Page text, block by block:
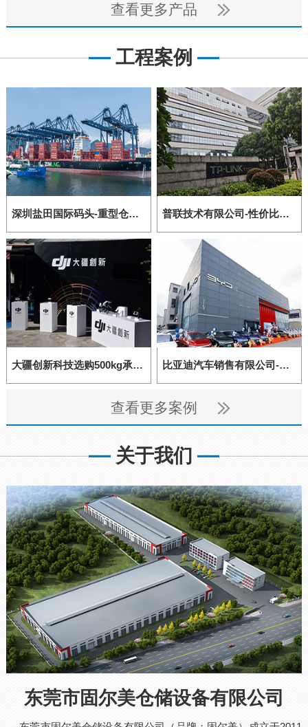
查看更多产品
工程案例
深圳盐田国际码头-重型仓储货架 普联技术有限公司-性价比高的轻型仓储货架
大疆创新科技选购500kg承重的仓储货架 比亚迪汽车销售有限公司-提升近1.5倍空间的仓库重型货架
查看更多案例
关于我们
东莞市固尔美仓储设备有限公司